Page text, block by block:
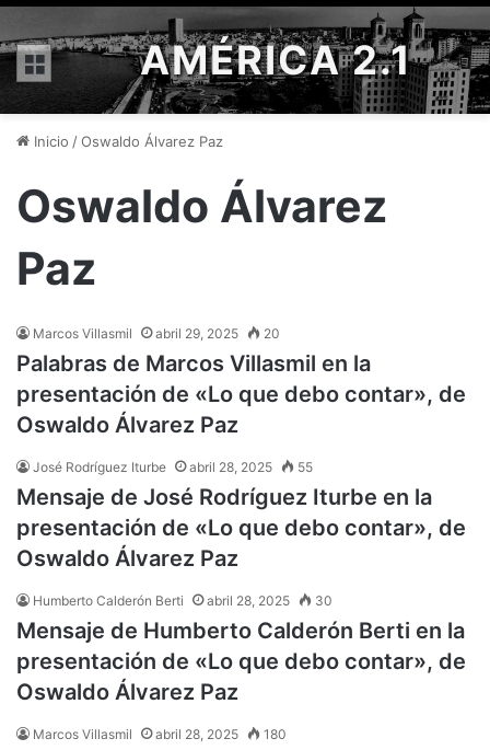
Menú AMÉRICA 2.1
Inicio /Oswaldo Álvarez Paz
Oswaldo Álvarez
Paz
Marcos Villasmil abril 29, 2025 20
Palabras de Marcos Villasmil en la
presentación de «Lo que debo contar», de
Oswaldo Álvarez Paz
José Rodríguez Iturbe abril 28, 2025 55
Mensaje de José Rodríguez Iturbe en la
presentación de «Lo que debo contar», de
Oswaldo Álvarez Paz
Humberto Calderón Berti abril 28, 2025 30
Mensaje de Humberto Calderón Berti en la
presentación de «Lo que debo contar», de
Oswaldo Álvarez Paz
Marcos Villasmil abril 28, 2025 180